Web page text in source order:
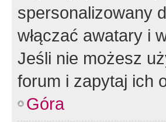
spersonalizowany
włączać awatary i
Jeśli nie możesz
forum i zapytaj ich
Góra